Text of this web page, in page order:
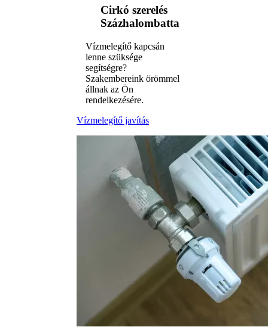
Cirkó szerelés
Százhalombatta
Vízmelegítő kapcsán
lenne szüksége
segítségre?
Szakembereink örömmel
állnak az Ön
rendelkezésére.
Vízmelegítő javítás